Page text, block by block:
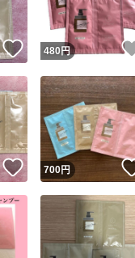
いいね！
480 円
いいね！
700円